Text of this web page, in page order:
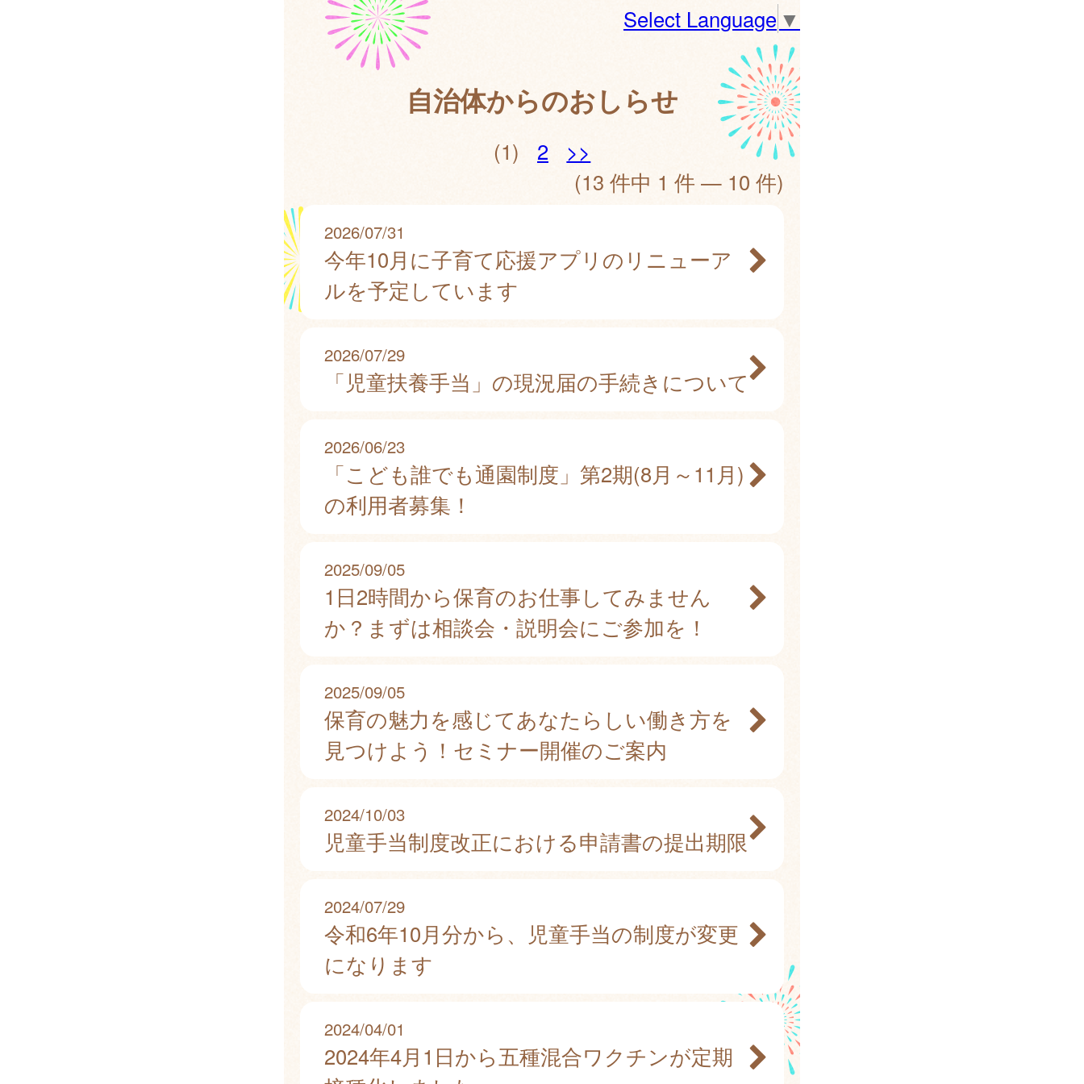
Select Language ▼
自治体からのおしらせ
(1) 2
>>
(13 件中 1 件 — 10 件)
2026/07/31
今年10月に子育て応援アプリのリニューア
ルを予定しています
2026/07/29
「児童扶養手当」の現況届の手続きについて
2026/06/23
「こども誰でも通園制度」第2期(8月～11月)
の利用者募集！
2025/09/05
1日2時間から保育のお仕事してみません
か？まずは相談会・説明会にご参加を！
2025/09/05
保育の魅力を感じてあなたらしい働き方を
見つけよう！セミナー開催のご案内
2024/10/03
児童手当制度改正における申請書の提出期限
2024/07/29
令和6年10月分から、児童手当の制度が変更
になります
2024/04/01
2024年4月1日から五種混合ワクチンが定期